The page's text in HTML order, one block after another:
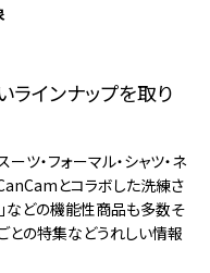
ラインナップを取り
ツ・フォーマル・シャツ・ネ
とコラボした洗練さ
などの機能性商品も多数そ
との特集などうれしい情報